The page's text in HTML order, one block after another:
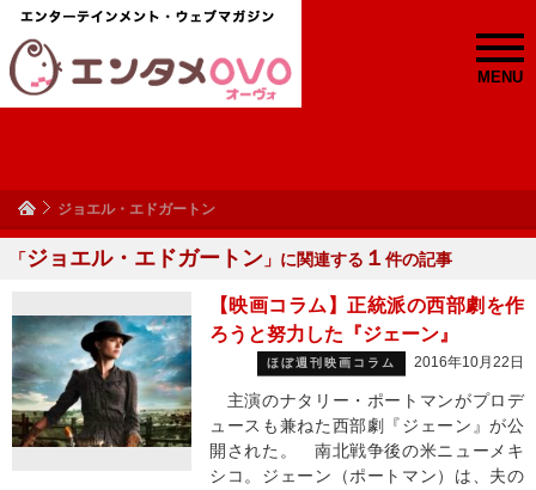
MENU
ジョエル・エドガートン
「ジョエル・エドガートン 」に関連する １ 件の記事
【映画コラム】正統派の西部劇を作
ろうと努力した『ジェーン』
ほぼ週刊映画コラム 2016年10月22日
主演のナタリー・ポートマンがプロデ
ュースも兼ねた西部劇『ジェーン』が公
開された。 南北戦争後の米ニューメキ
シコ。ジェーン（ポートマン）は、夫の